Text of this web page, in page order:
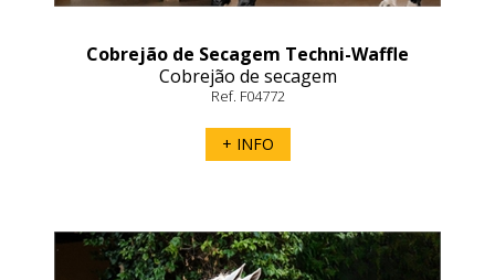
Cobrejão de Secagem Techni-Waffle
Rambo
Cobrejão de secagem
Ref. F04772
+ INFO